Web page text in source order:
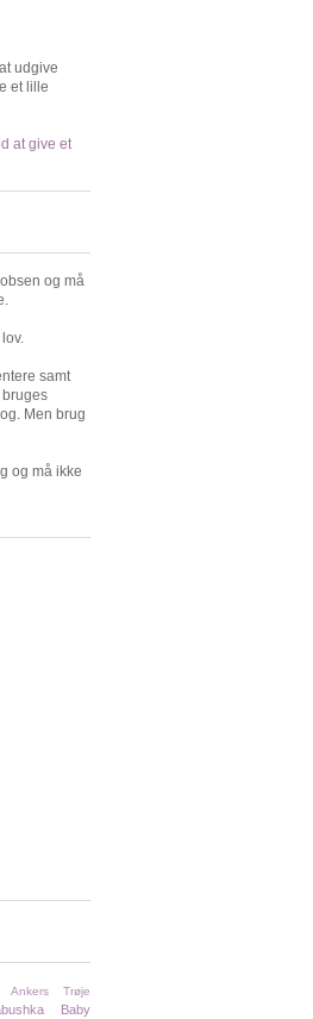
udgive
et lille
at give et
og må
samt
Men brug
og må ikke
Ankers Trøje
Baby